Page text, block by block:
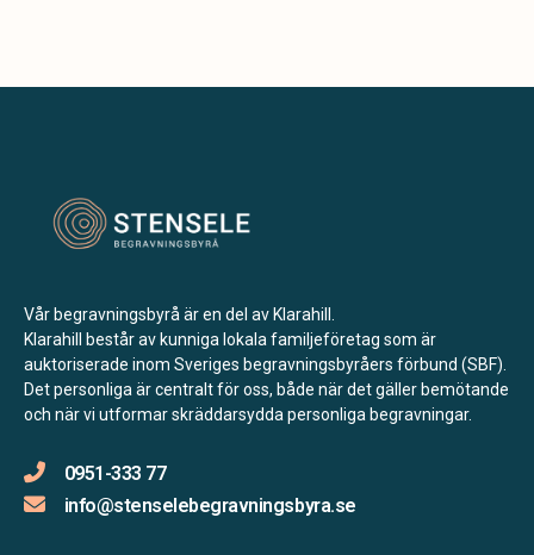
Vår begravningsbyrå är en del av Klarahill.
Klarahill består av kunniga lokala familjeföretag som är
auktoriserade inom Sveriges begravningsbyråers förbund (SBF).
Det personliga är centralt för oss, både när det gäller bemötande
och när vi utformar skräddarsydda personliga begravningar.
0951-333 77
info@stenselebegravningsbyra.se